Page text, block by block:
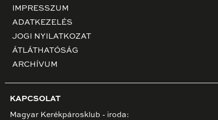
IMPRESSZUM
ADATKEZELÉS
JOGI NYILATKOZAT
ÁTLÁTHATÓSÁG
ARCHÍVUM
KAPCSOLAT
Magyar Kerékpárosklub - iroda: